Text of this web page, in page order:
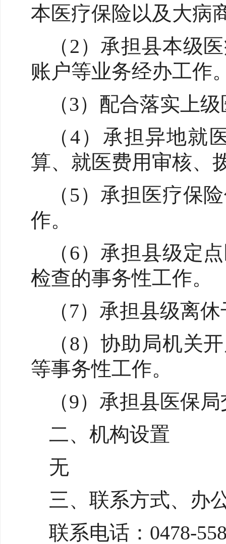
本医疗保险以及大病
（2）承担县本级
账户等业务经办工作
（3）配合落实上
（4）承担异地就
算、就医费用审核、
（5）承担医疗保
作。
（6）承担县级定
检查的事务性工作。
（7）承担县级离
（8）协助局机关
等事务性工作。
（9）承担县医保
二、机构设置
无
三、联系方式、办
联系电话：0478-